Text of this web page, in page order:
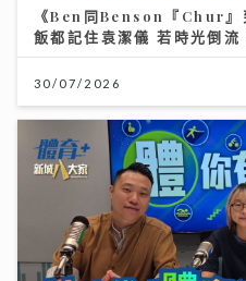
《Ben同Benson『Chur』
飯都記住袁潔儀 若時光倒
30/07/2026